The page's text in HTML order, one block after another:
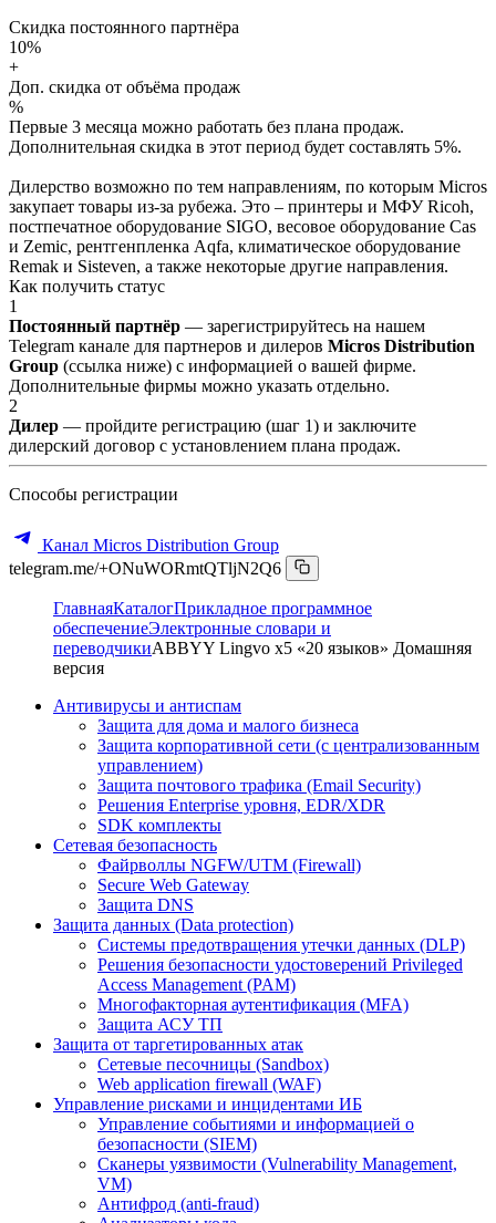
Скидка постоянного партнёра
10%
+
Доп. скидка от объёма продаж
%
Первые 3 месяца можно работать без плана продаж.
Дополнительная скидка в этот период будет составлять 5%.
Дилерство возможно по тем направлениям, по которым Micros
закупает товары из-за рубежа. Это – принтеры и МФУ Ricoh,
постпечатное оборудование SIGO, весовое оборудование Cas
и Zemic, рентгенпленка Aqfa, климатическое оборудование
Remak и Sisteven, а также некоторые другие направления.
Как получить статус
1
Постоянный партнёр — зарегистрируйтесь на нашем
Telegram канале для партнеров и дилеров Micros Distribution
Group (ссылка ниже) с информацией о вашей фирме.
Дополнительные фирмы можно указать отдельно.
2
Дилер — пройдите регистрацию (шаг 1) и заключите
дилерский договор с установлением плана продаж.
Способы регистрации
Канал Micros Distribution Group
telegram.me/+ONuWORmtQTljN2Q6
ГлавнаяКаталогПрикладное программное
обеспечениеЭлектронные словари и
переводчикиABBYY Lingvo х5 «20 языков» Домашняя
версия
Антивирусы и антиспам
Защита для дома и малого бизнеса
Защита корпоративной сети (с централизованным
управлением)
Защита почтового трафика (Email Security)
Решения Enterprise уровня, EDR/XDR
SDK комплекты
Сетевая безопасность
Файрволлы NGFW/UTM (Firewall)
Secure Web Gateway
Защита DNS
Защита данных (Data protection)
Системы предотвращения утечки данных (DLP)
Решения безопасности удостоверений Privileged
Access Management (PAM)
Многофакторная аутентификация (MFA)
Защита АСУ ТП
Защита от таргетированных атак
Сетевые песочницы (Sandbox)
Web application firewall (WAF)
Управление рисками и инцидентами ИБ
Управление событиями и информацией о
безопасности (SIEM)
Сканеры уязвимости (Vulnerability Management,
VM)
Антифрод (anti-fraud)